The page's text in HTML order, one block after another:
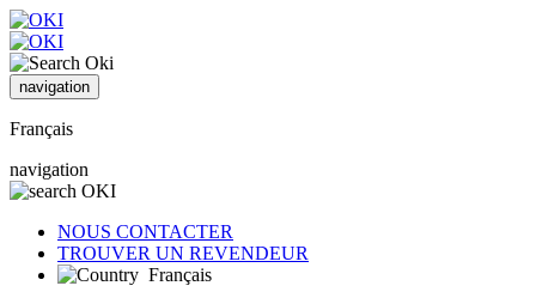
navigation
Français
navigation
NOUS CONTACTER
TROUVER UN REVENDEUR
Français